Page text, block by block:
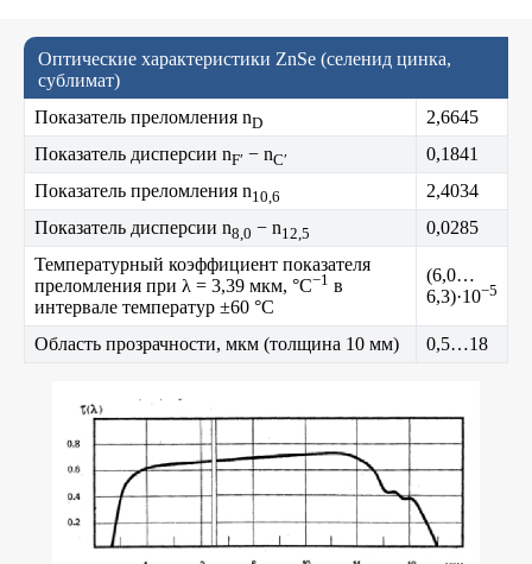
Оптические характеристики ZnSe (селенид цинка,
сублимат)
Показатель преломления nD
2,6645
Показатель дисперсии nF′ − nC′
0,1841
Показатель преломления n10,6
2,4034
Показатель дисперсии n8,0 − n12,5
0,0285
Температурный коэффициент показателя
преломления при λ = 3,39 мкм, °C−1 в
интервале температур ±60 °C
(6,0…
6,3)·10−5
Область прозрачности, мкм (толщина 10 мм) 0,5…18